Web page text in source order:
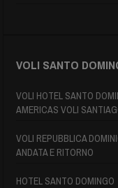
VOLI SANTO
VOLI HOTEL SANTO
AMERICAS VOLI
VOLI REPUBBLICA
ANDATA E RITORNO
HOTEL SANTO DOMINGO